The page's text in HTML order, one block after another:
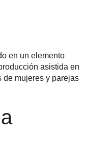
en un elemento
asistida en
de mujeres y parejas